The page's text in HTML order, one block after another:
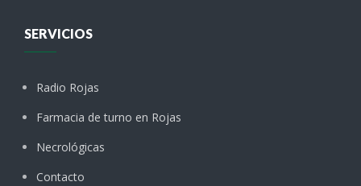
SERVICIOS
Radio Rojas
Farmacia de turno en Rojas
Necrológicas
Contacto